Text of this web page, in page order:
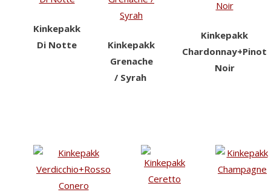
Kinkepakk
Di Notte
Kinkepakk
Grenache
/ Syrah
Kinkepakk
Chardonnay+Pinot
Noir